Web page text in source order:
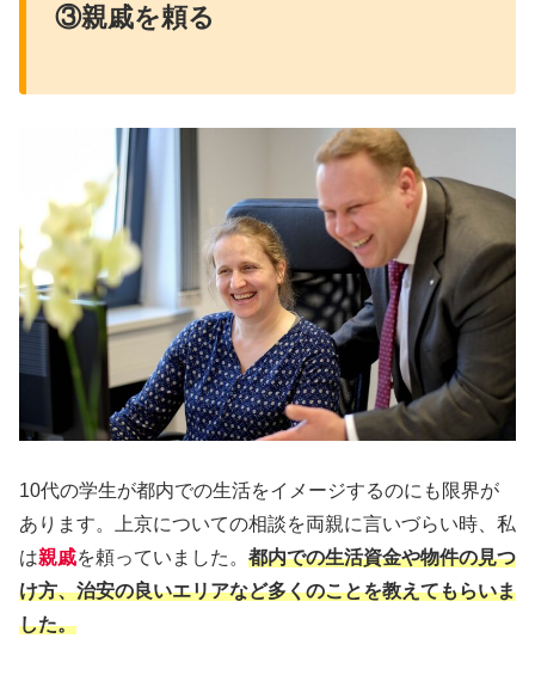
③親戚を頼る
10代の学生が都内での生活をイメージするのにも限界が
あります。上京についての相談を両親に言いづらい時、私
は親戚を頼っていました。 都内での生活資金や物件の見つ
け方、治安の良いエリアなど多くのことを教えてもらいま
した。